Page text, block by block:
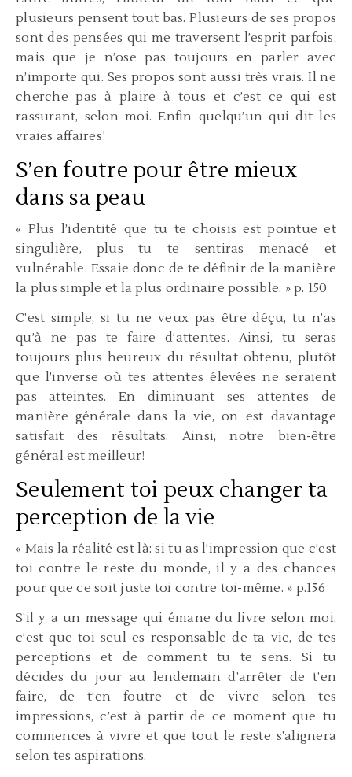
plusieurs pensent tout bas. Plusieurs de ses propos
sont des pensées qui me traversent l’esprit parfois,
mais que je n’ose pas toujours en parler avec
n’importe qui. Ses propos sont aussi très vrais. Il ne
cherche pas à plaire à tous et c’est ce qui est
rassurant, selon moi. Enfin quelqu’un qui dit les
vraies affaires!
S’en foutre pour être mieux
dans sa peau
« Plus l’identité que tu te choisis est pointue et
singulière, plus tu te sentiras menacé et
vulnérable. Essaie donc de te définir de la manière
la plus simple et la plus ordinaire possible. » p. 150
C’est simple, si tu ne veux pas être déçu, tu n’as
qu’à ne pas te faire d’attentes. Ainsi, tu seras
toujours plus heureux du résultat obtenu, plutôt
que l’inverse où tes attentes élevées ne seraient
pas atteintes. En diminuant ses attentes de
manière générale dans la vie, on est davantage
satisfait des résultats. Ainsi, notre bien-être
général est meilleur!
Seulement toi peux changer ta
perception de la vie
« Mais la réalité est là: si tu as l’impression que c’est
toi contre le reste du monde, il y a des chances
pour que ce soit juste toi contre toi-même. » p.156
S’il y a un message qui émane du livre selon moi,
c’est que toi seul es responsable de ta vie, de tes
perceptions et de comment tu te sens. Si tu
décides du jour au lendemain d’arrêter de t’en
faire, de t’en foutre et de vivre selon tes
impressions, c’est à partir de ce moment que tu
commences à vivre et que tout le reste s’alignera
selon tes aspirations.